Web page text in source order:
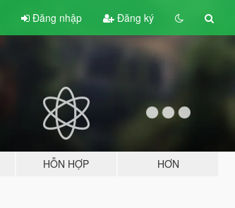
Đăng nhập Đăng ký
HỖN HỢP HƠN